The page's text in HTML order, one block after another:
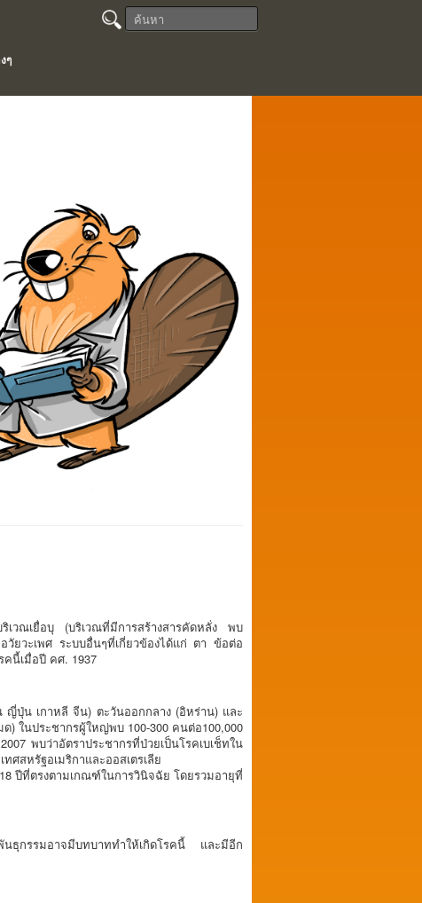
ๆ
เวณเยื่อบุ (บริเวณที่มีการสร้างสารคัดหลั่ง พบ
วัยวะเพศ ระบบอื่นๆที่เกี่ยวข้องได้แก่ ตา ข้อต่อ
นี้เมื่อปี คศ. 1937
ญี่ปุ่น เกาหลี จีน) ตะวันออกกลาง (อิหร่าน) และ
) ในประชากรผู้ใหญ่พบ 100-300 คนต่อ100,000
พบว่าอัตราประชากรที่ป่วยเป็นโรคเบเช็ทใน
ศสหรัฐอเมริกาและออสเตรเลีย
ปีที่ตรงตามเกณฑ์ในการวินิจฉัย โดยรวมอายุที่
นธุกรรมอาจมีบทบาททำให้เกิดโรคนี้ และมีอีก